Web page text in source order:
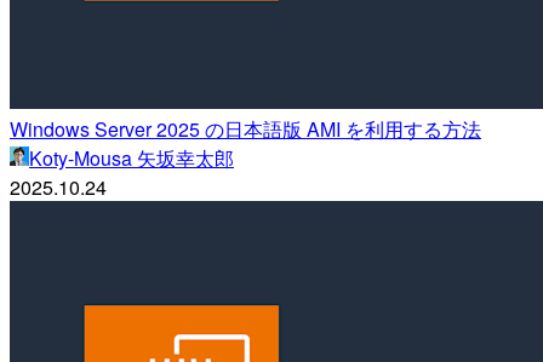
Windows Server 2025 の日本語版 AMI を利用する方法
Koty-Mousa 矢坂幸太郎
2025.10.24